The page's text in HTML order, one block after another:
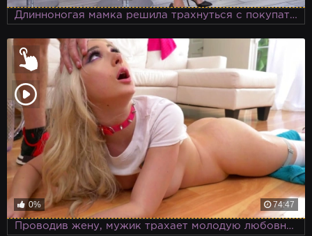
Длинноногая мамка решила трахнуться с покупателем квартиры
0% 74:47
Проводив жену, мужик трахает молодую любовницу